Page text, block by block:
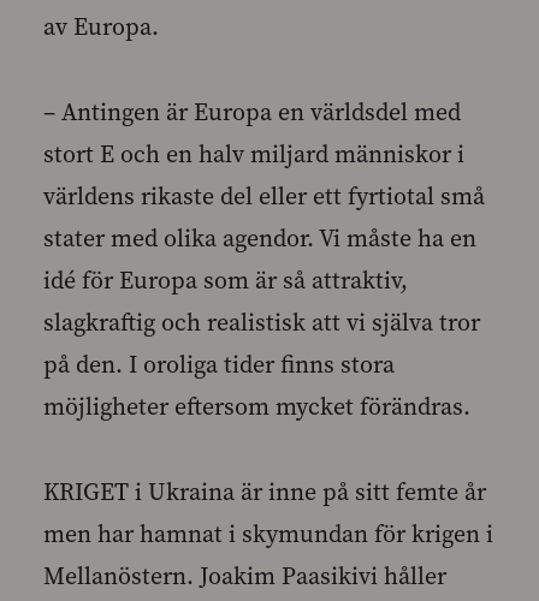
av Europa.
– Antingen är Europa en världsdel med
stort E och en halv miljard människor i
världens rikaste del eller ett fyrtiotal små
stater med olika agendor. Vi måste ha en
idé för Europa som är så attraktiv,
slagkraftig och realistisk att vi själva tror
på den. I oroliga tider finns stora
möjligheter eftersom mycket förändras.
KRIGET i Ukraina är inne på sitt femte år
men har hamnat i skymundan för krigen i
Mellanöstern. Joakim Paasikivi håller